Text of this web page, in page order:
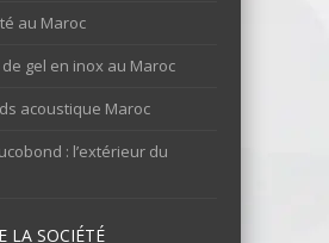
au Maroc
gel en inox au Maroc
acoustique Maroc
: l’extérieur du
LA SOCIÉTÉ